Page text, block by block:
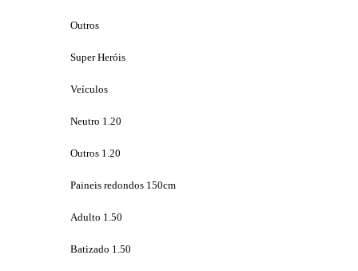
Outros
Super Heróis
Veículos
Neutro 1.20
Outros 1.20
Paineis redondos 150cm
Adulto 1.50
Batizado 1.50